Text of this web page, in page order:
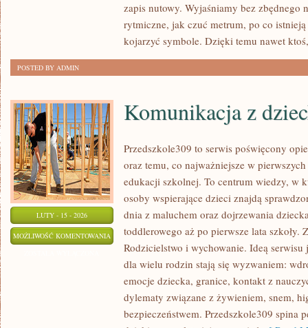
ROZRYWKOWA
zapis nutowy. Wyjaśniamy bez zbędnego
rytmiczne, jak czuć metrum, po co
kojarzyć symbole. Dzięki temu nawet ktoś,
POSTED BY ADMIN
LUTY - 15 - 2026
MOŻLIWOŚĆ KOMENTOWANIA KOMUNIKACJA
DZIECKIEM
Komunikacja z
Przedszkole309 to serwis poświęcony
oraz temu, co najważniejsze w
edukacji szkolnej. To centrum wiedzy, w
osoby wspierające dzieci znajdą
dnia z maluchem oraz dojrzewania
toddlerowego aż po pierwsze lata szkoły.
Rodzicielstwo i wychowanie. Ideą
dla wielu rodzin stają się wyzwaniem:
emocje dziecka, granice, kontakt z
dylematy związane z żywieniem, snem,
bezpieczeństwem. Przedszkole309 spina